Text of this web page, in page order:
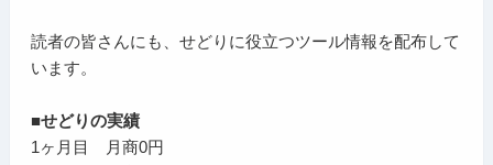
読者の皆さんにも、せどりに役立つツール情報を配布して
います。
■せどりの実績
1ヶ月目 月商0円